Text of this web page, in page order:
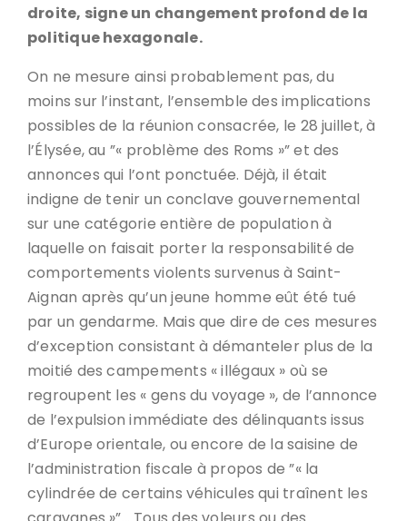
droite, signe un changement profond de la
politique hexagonale.
On ne mesure ainsi probablement pas, du
moins sur l’instant, l’ensemble des implications
possibles de la réunion consacrée, le 28 juillet, à
l’Élysée, au ”« problème des Roms »” et des
annonces qui l’ont ponctuée. Déjà, il était
indigne de tenir un conclave gouvernemental
sur une catégorie entière de population à
laquelle on faisait porter la responsabilité de
comportements violents survenus à Saint-
Aignan après qu’un jeune homme eût été tué
par un gendarme. Mais que dire de ces mesures
d’exception consistant à démanteler plus de la
moitié des campements « illégaux » où se
regroupent les « gens du voyage », de l’annonce
de l’expulsion immédiate des délinquants issus
d’Europe orientale, ou encore de la saisine de
l’administration fiscale à propos de ”« la
cylindrée de certains véhicules qui traînent les